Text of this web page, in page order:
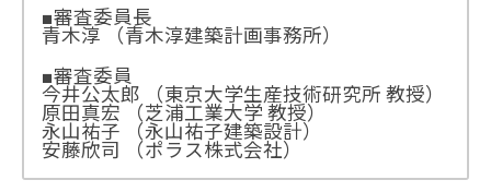
■審査委員長
青木淳 （青木淳建築計画事務所）
■審査委員
今井公太郎 （東京大学生産技術研究所 教授）
原田真宏 （芝浦工業大学 教授）
永山祐子 （永山祐子建築設計）
安藤欣司 （ポラス株式会社）